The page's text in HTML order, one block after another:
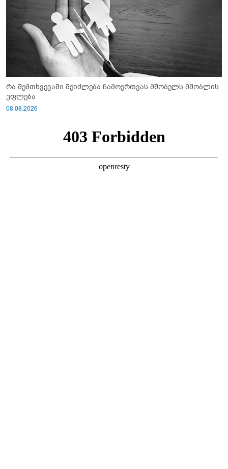
რა შემთხვევაში შეიძლება ჩამოერთვას მშობელს მშობლის
უფლება
08.08.2026